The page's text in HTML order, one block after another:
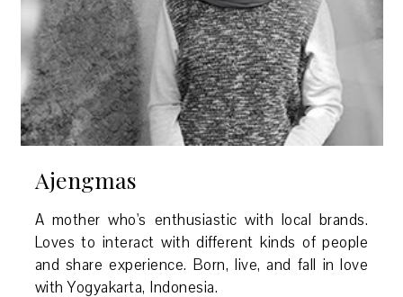
Ajengmas
A mother who's enthusiastic with local brands.
Loves to interact with different kinds of people
and share experience. Born, live, and fall in love
with Yogyakarta, Indonesia.